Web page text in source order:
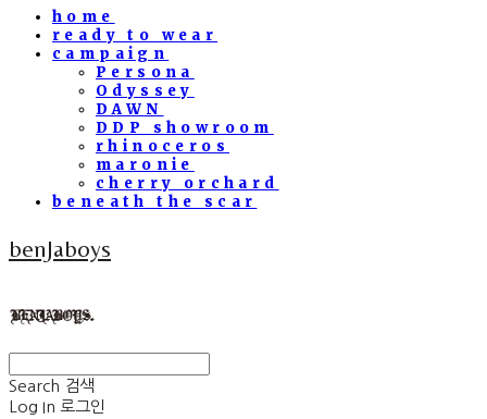
home
ready to wear
campaign
Persona
Odyssey
DAWN
DDP showroom
rhinoceros
maronie
cherry orchard
beneath the scar
benJaboys
Search 검색
Log In 로그인